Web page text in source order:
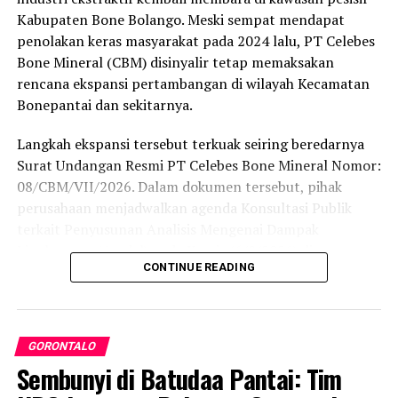
KAPOLSEK TALUDITI HENTIKAN PETI
KORBAN TAMBANG ILEGAL POHUWATO
PENAMBANG ILEGAL TEWAS GORONTALO
PERTAMBANGAN ILEGAL TALUDITI
TAMBANG ILEGAL MARISA 6
TRAGEDI TAMBANG TALUDITI
UP NEXT
Sidak Mendadak, Purbaya Siapkan Nomor WA Khusus
Aduan Nakal Bea Cukai dan Pajak
DON'T MISS
Penting! Tiktokers ini Bongkar Potensi Bencana di
Gorontalo
Kabupaten Bone Bolango. Meski sempat mendapat
penolakan keras masyarakat pada 2024 lalu, PT Celebes
Bone Mineral (CBM) disinyalir tetap memaksakan
rencana ekspansi pertambangan di wilayah Kecamatan
Bonepantai dan sekitarnya.
Langkah ekspansi tersebut terkuak seiring beredarnya
Surat Undangan Resmi PT Celebes Bone Mineral Nomor:
08/CBM/VII/2026. Dalam dokumen tersebut, pihak
perusahaan menjadwalkan agenda Konsultasi Publik
Lingkungan (Amdal) pada Kamis (6/8/2026) di
Kecamatan Bonepantai. Forum ini digelar sebagai
Pertambangan (IUP) ke tahap Operasi Produksi.
Rencana konsultasi publik tersebut menyasar cakupan
wilayah yang terbilang luas. Pihak perusahaan
CONTINUE READING
GORONTALO
Sembunyi di Batudaa Pantai: Tim